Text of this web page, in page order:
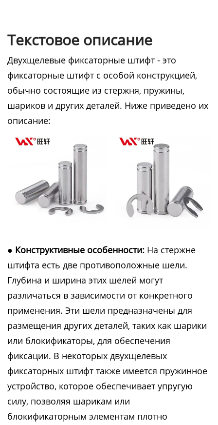
Текстовое описание
Двухщелевые фиксаторные штифт - это
фиксаторные штифт с особой конструкцией,
обычно состоящие из стержня, пружины,
шариков и других деталей. Ниже приведено их
описание:
● Конструктивные особенности: На стержне
штифта есть две противоположные шели.
Глубина и ширина этих шелей могут
различаться в зависимости от конкретного
применения. Эти шели предназначены для
размещения других деталей, таких как шарики
или блокификаторы, для обеспечения
фиксации. В некоторых двухщелевых
фиксаторных штифт также имеется пружинное
устройство, которое обеспечивает упругую
силу, позволяя шарикам или
блокификаторным элементам плотно